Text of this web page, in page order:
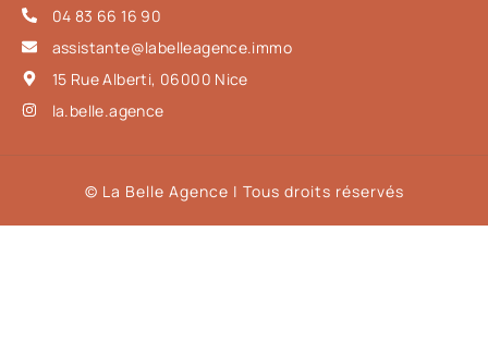
04 83 66 16 90
assistante@labelleagence.immo
15 Rue Alberti, 06000 Nice
la.belle.agence
© La Belle Agence | Tous droits réservés